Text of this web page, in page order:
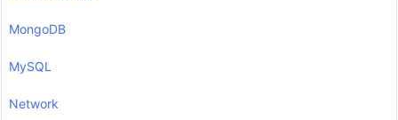
MongoDB
MySQL
Network